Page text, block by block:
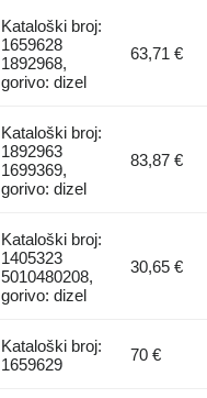
Kataloški broj:
1659628
1892968,
gorivo: dizel
63,71 €
Kataloški broj:
1892963
1699369,
gorivo: dizel
83,87 €
Kataloški broj:
1405323
5010480208,
gorivo: dizel
30,65 €
Kataloški broj:
1659629
70 €